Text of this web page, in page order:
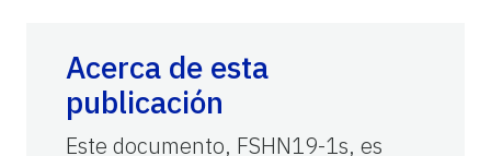
Acerca de esta
publicación
Este documento, FSHN19-1s, es